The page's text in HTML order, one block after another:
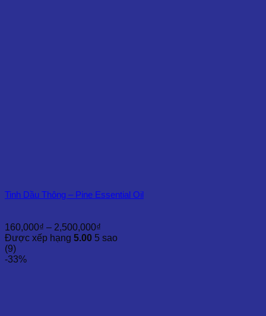
Tinh Dầu Thông – Pine Essential Oil
160,000₫ – 2,500,000₫
giá:
Được xếp hạng 5.00 5 sao
(9)
-33%